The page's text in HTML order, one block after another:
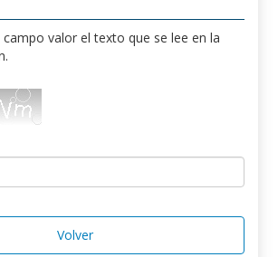
valor el texto que se lee en la
Volver